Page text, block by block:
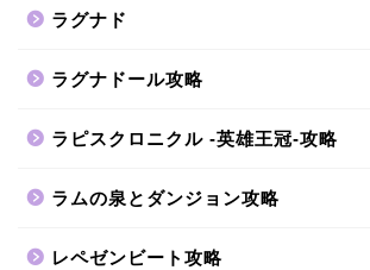
ラグナド
ラグナドール攻略
ラピスクロニクル -英雄王冠-攻略
ラムの泉とダンジョン攻略
レペゼンビート攻略